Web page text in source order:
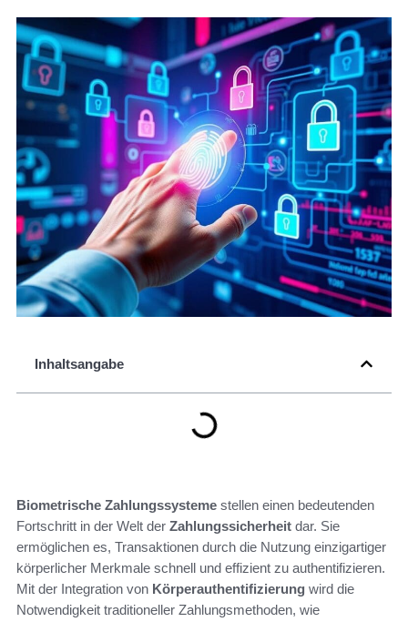
Inhaltsangabe
Biometrische Zahlungssysteme stellen einen bedeutenden
Fortschritt in der Welt der Zahlungssicherheit dar. Sie
ermöglichen es, Transaktionen durch die Nutzung einzigartiger
körperlicher Merkmale schnell und effizient zu authentifizieren.
Mit der Integration von Körperauthentifizierung wird die
Notwendigkeit traditioneller Zahlungsmethoden, wie